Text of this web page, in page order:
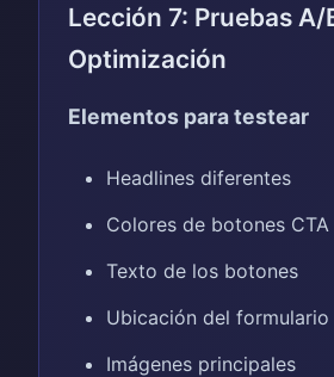
Lección 7: Pruebas A/
Optimización
Elementos para testear
Headlines diferentes
Colores de botones CTA
Texto de los botones
Ubicación del formulario
Imágenes principales